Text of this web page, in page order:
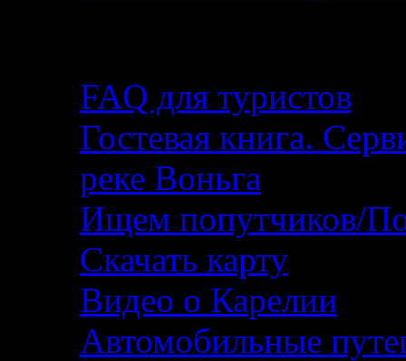
FAQ для туристов
Гостевая книга.
реке Воньга
Ищем попутчиков/
Скачать карту
Видео о Карелии
Автомобильные